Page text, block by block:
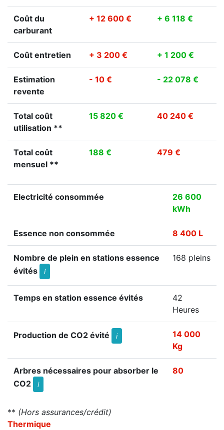
Coût du
carburant
+ 12 600 € + 6 118 €
Coût entretien + 3 200 € + 1 200 €
Estimation
revente
- 10 € - 22 078 €
Total coût
utilisation **
15 820 € 40 240 €
Total coût
mensuel **
188 € 479 €
Electricité consommée
26 600
kWh
Essence non consommée 8 400 L
Nombre de plein en stations essence
évités
i
168 pleins
Temps en station essence évités
42
Heures
Production de CO2 évité i
14 000
Kg
Arbres nécessaires pour absorber le
CO2
i
80
** (Hors assurances/crédit)
Thermique